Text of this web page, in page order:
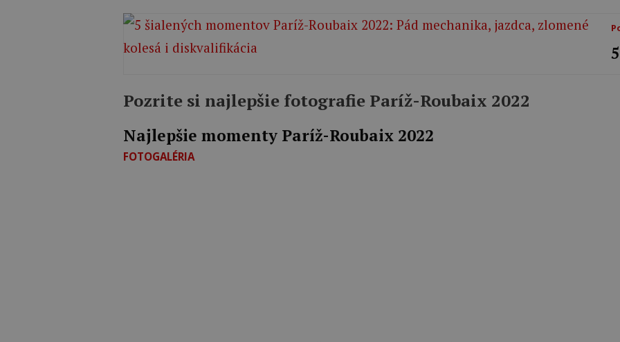
Pozrite si najlepšie fotografie Paríž-Roubaix 2022
Najlepšie momenty Paríž-Roubaix 2022
FOTOGALÉRIA